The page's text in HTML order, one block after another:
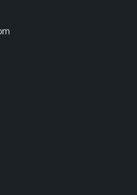
ค์ชาวไทย อุดม แต้พานิช ขึ้นเวที
นถึงอุปสรรคในการหาคู่ ที่เล่น